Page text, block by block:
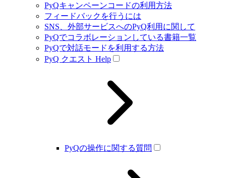
PyQキャンペーンコードの利用方法
フィードバックを行うには
SNS、外部サービスへのPyQ利用に関して
PyQでコラボレーションしている書籍一覧
PyQで対話モードを利用する方法
PyQ クエスト Help
PyQの操作に関する質問